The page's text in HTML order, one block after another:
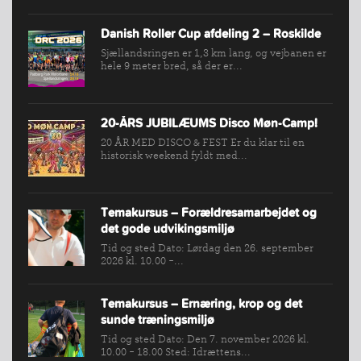
Danish Roller Cup afdeling 2 – Roskilde
Sjællandsringen er 1,3 km lang, og vejbanen er
hele 9 meter bred, så der er...
20-ÅRS JUBILÆUMS Disco Møn-Camp!
20 ÅR MED DISCO & FEST Er du klar til en
historisk weekend fyldt med...
Temakursus – Forældresamarbejdet og
det gode udvikingsmiljø
Tid og sted Dato: Lørdag den 26. september
2026 kl. 10.00 -...
Temakursus – Ernæring, krop og det
sunde træningsmiljø
Tid og sted Dato: Den 7. november 2026 kl.
10.00 - 18.00 Sted: Idrættens...